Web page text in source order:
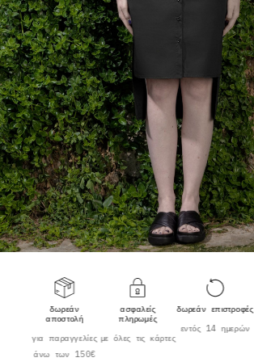
δωρεάν
αποστολή
για παραγγελίες
άνω των 150€
ασφαλείς
πληρωμές
με όλες τις κάρτες
δωρεάν επιστροφές
εντός 14 ημερών